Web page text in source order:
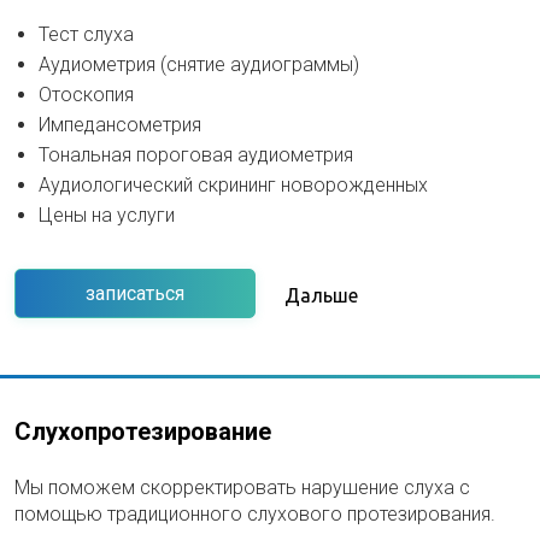
Тест слуха
Аудиометрия (снятие аудиограммы)
Отоскопия
Импедансометрия
Тональная пороговая аудиометрия
Аудиологический скрининг новорожденных
Цены на услуги
записаться Дальше
Слухопротезирование
Мы поможем скорректировать нарушение слуха с
помощью традиционного слухового протезирования.